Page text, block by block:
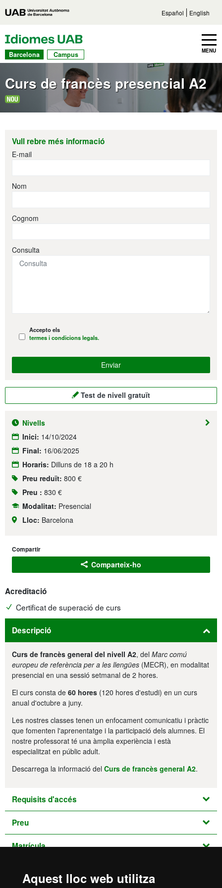
Aquest lloc web utilitza
Español English
UAB Idiomes
Barcelona Campus
Toggle navbar MENU
Curs de francès presencial A2
Acreditació
Certificat de superació de curs
Descripció
Curs de francès general del nivell A2, del Marc comú
europeu de referència per a les llengües (MECR), en modalitat
presencial en una sessió setmanal de 2 hores.
El curs consta de 60 hores (120 hores d'estudi) en un curs
anual d'octubre a juny.
Les nostres classes tenen un enfocament comunicatiu i pràctic
que fomenten l'aprenentatge i la participació dels alumnes. El
nostre professorat té una àmplia experiència i està
especialitzat en públic adult.
Descarrega la informació del Curs de francès general A2.
Requisits d'accés
Preu
Matrícula
Nivells, dates i horaris
Vull rebre més informació
E-mail
Nom
Cognom
Consulta
Accepto els
termes i condicions legals.
Test de nivell gratuït
Nivells
Inici: 14/10/2024
Final: 16/06/2025
Horaris: Dilluns de 18 a 20 h
Preu reduït: 800 €
Preu : 830 €
Modalitat: Presencial
Lloc: Barcelona
Compartir
Comparteix-ho